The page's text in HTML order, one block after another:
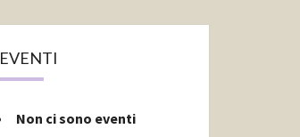
EVENTI
Non ci sono eventi